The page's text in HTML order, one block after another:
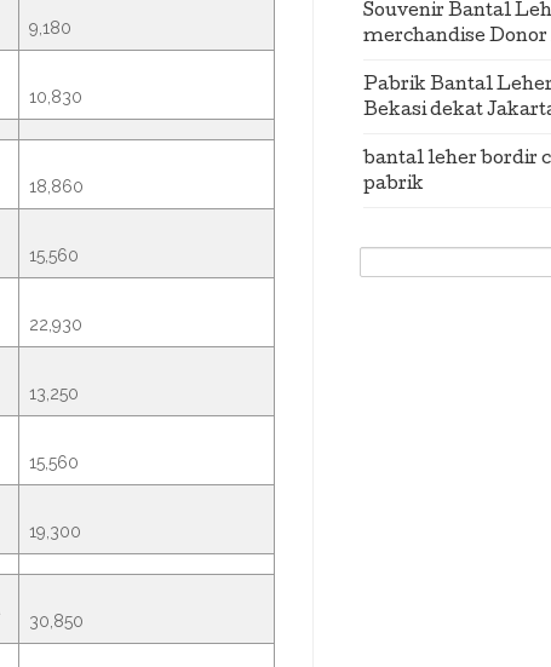
9,180
10,830
18,860
15,560
22,930
13,250
15,560
19,300
30,850
Souvenir Bantal
merchandise Donor
Pabrik Bantal
Bekasi dekat
bantal leher bordir
pabrik
Search
for: